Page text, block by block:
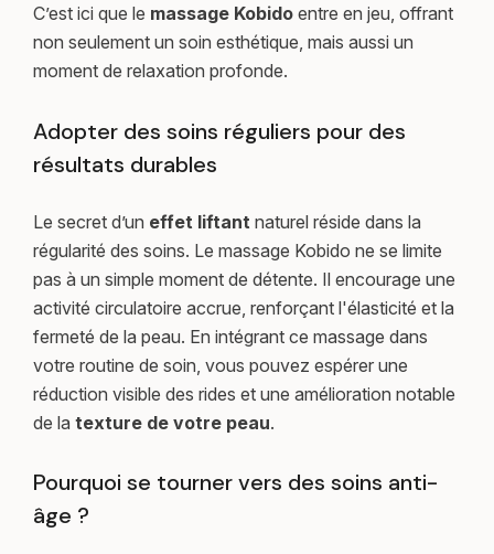
C’est ici que le massage Kobidoentre en jeu, offrant
non seulement un soin esthétique, mais aussi un
moment de relaxation profonde.
Adopter des soins réguliers pour des
résultats durables
Le secret d’un effet liftant naturel réside dans la
régularité des soins. Le massage Kobido ne se limite
pas à un simple moment de détente. Il encourage une
activité circulatoire accrue, renforçant l'élasticité et la
fermeté de la peau. En intégrant ce massage dans
votre routine de soin, vous pouvez espérer une
réduction visible des rides et une amélioration notable
de la texture de votre peau.
Pourquoi se tourner vers des soins anti-
âge ?